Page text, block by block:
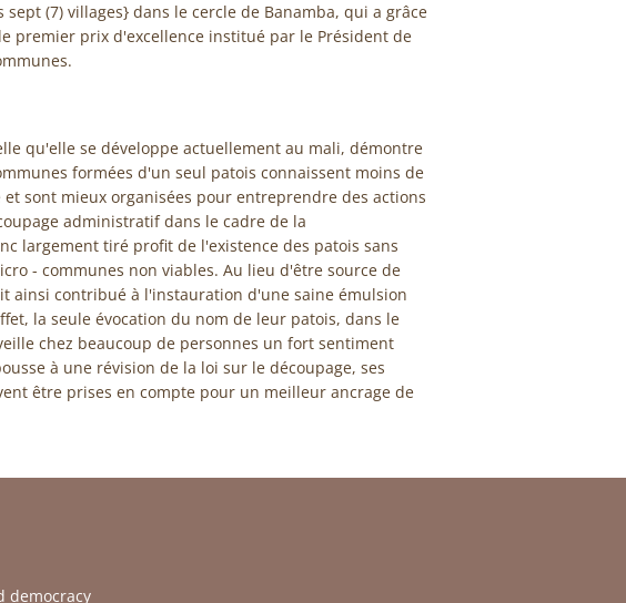
(7) villages} dans le cercle de Banamba, qui a grâce
premier prix d'excellence institué par le Président de
qu'elle se développe actuellement au mali, démontre
formées d'un seul patois connaissent moins de
et sont mieux organisées pour entreprendre des actions
administratif dans le cadre de la
largement tiré profit de l'existence des patois sans
- communes non viables. Au lieu d'être source de
ainsi contribué à l'instauration d'une saine émulsion
la seule évocation du nom de leur patois, dans le
chez beaucoup de personnes un fort sentiment
à une révision de la loi sur le découpage, ses
être prises en compte pour un meilleur ancrage de
democracy